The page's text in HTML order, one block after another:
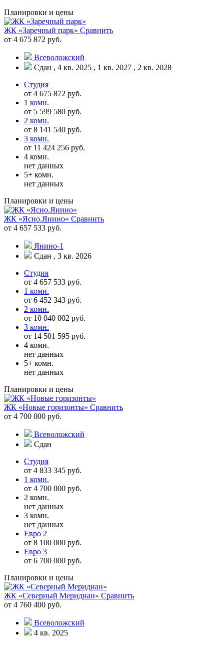
Планировки и цены
ЖК «Заречный парк» Сравнить
от 4 675 872 руб.
Всеволожский
Сдан , 4 кв. 2025 , 1 кв. 2027 , 2 кв. 2028
Студия
от 4 675 872 руб.
1 комн.
от 5 599 580 руб.
2 комн.
от 8 141 540 руб.
3 комн.
от 11 424 256 руб.
4 комн.
нет данных
5+ комн.
нет данных
Планировки и цены
ЖК «Ясно.Янино» Сравнить
от 4 657 533 руб.
Янино-1
Сдан , 3 кв. 2026
Студия
от 4 657 533 руб.
1 комн.
от 6 452 343 руб.
2 комн.
от 10 040 002 руб.
3 комн.
от 14 501 595 руб.
4 комн.
нет данных
5+ комн.
нет данных
Планировки и цены
ЖК «Новые горизонты» Сравнить
от 4 700 000 руб.
Всеволожский
Сдан
Студия
от 4 833 345 руб.
1 комн.
от 4 700 000 руб.
2 комн.
нет данных
3 комн.
нет данных
Евро 2
от 8 100 000 руб.
Евро 3
от 6 700 000 руб.
Планировки и цены
ЖК «Северный Меридиан» Сравнить
от 4 760 400 руб.
Всеволожский
4 кв. 2025